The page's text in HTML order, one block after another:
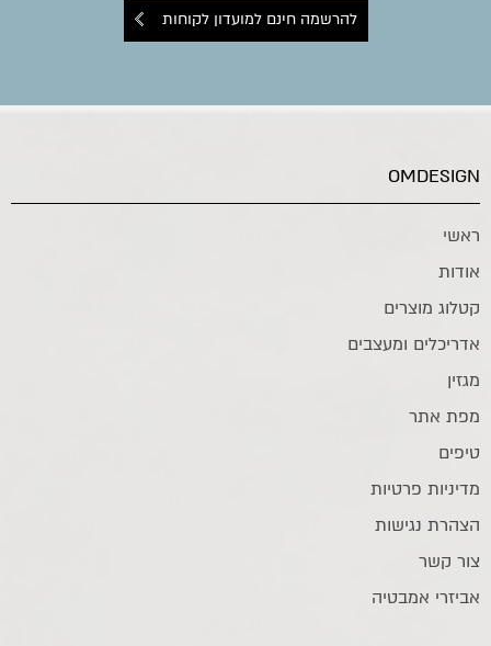
להרשמה חינם למועדון לקוחות
OMDESIGN
ראשי
אודות
קטלוג מוצרים
אדריכלים ומעצבים
מגזין
מפת אתר
טיפים
מדיניות פרטיות
הצהרת נגישות
צור קשר
אביזרי אמבטיה